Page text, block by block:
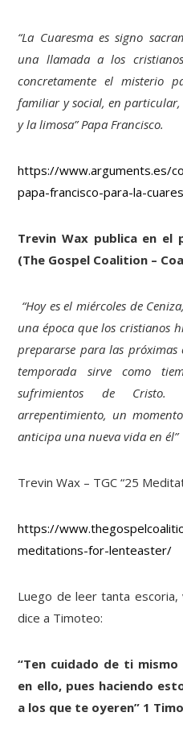
“La Cuaresma es signo
una llamada a los
concretamente el misterio
familiar y social, en
y la limosa” Papa Francisco.
https://www.arguments.es/
papa-francisco-para-la-
Trevin Wax publica en el
(The Gospel Coalition –
“Hoy es el miércoles de
una época que los cristianos
prepararse para las próximas
temporada sirve como
sufrimientos de
arrepentimiento, un
anticipa una nueva vida en él”
Trevin Wax – TGC “25
https://
meditations-for-lenteaster/
Luego de leer tanta
dice a Timoteo:
“Ten cuidado de ti
en ello, pues haciendo
a los que te oyeren” 1